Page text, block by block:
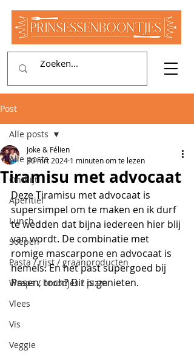
Post
Alle posts
Ontbijt
Aperitief
Lunch
Soepen
Pasta / rijst / graanproducten
Wraps / broodjes / pizza
Vlees
Vis
Veggie
Alle posts
Tiramisu met advocaat
Joke & Félien
30 mrt 2024 1 minuten om te lezen
Deze Tiramisu met advocaat is
supersimpel om te maken en ik durf
te wedden dat bijna iedereen hier blij
van wordt. De combinatie met
romige mascarpone en advocaat is
hemels. En het past supergoed bij
Pasen, toch? Dit is genieten.